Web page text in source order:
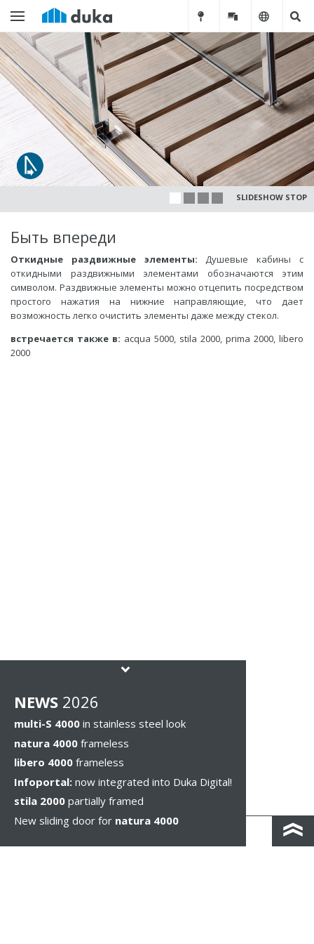
SLIDESHOW STOP
Быть впереди
Откидные раздвижные элементы:
Душевые кабины с
откидными раздвижными элементами обозначаются этим
символом. Раздвижные элементы можно отцепить посредством
простого нажатия на нижние направляющие, что дает
возможность легко очистить элементы даже между стекол.
встречается также в: acqua 5000, stila 2000, prima 2000, libero
2000
NEWS 2026
multi-S 4000 in stainless steel look
natura 4000 frameless
libero 4000 frameless
Infoportal: now integrated into Duka Digital!
stila 2000 partially framed
New sliding door for natura 4000